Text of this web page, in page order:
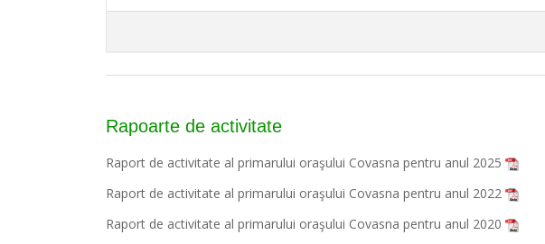
Rapoarte de activitate
Raport de activitate al primarului oraşului Covasna pentru anul 2025
Raport de activitate al primarului oraşului Covasna pentru anul 2022
Raport de activitate al primarului oraşului Covasna pentru anul 2020